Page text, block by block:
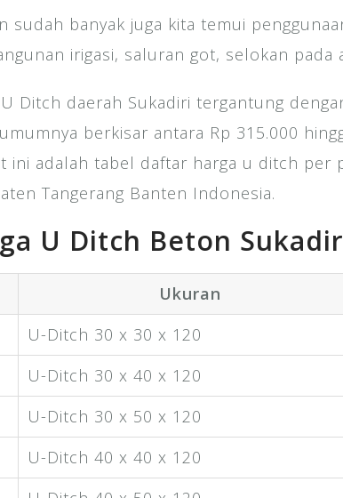
sudah banyak juga kita temui
irigasi, saluran got, selokan pada
U Ditch daerah Sukadiri tergantung
berkisar antara Rp 315.000
ini adalah tabel daftar harga u ditch per
Tangerang Banten Indonesia.
U Ditch Beton
Ukuran
U-Ditch 30 x 30 x 120
U-Ditch 30 x 40 x 120
U-Ditch 30 x 50 x 120
U-Ditch 40 x 40 x 120